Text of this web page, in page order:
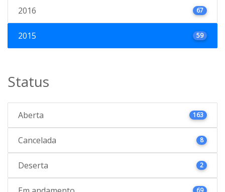
2016 67
2015 59
Status
Aberta 163
Cancelada 8
Deserta 2
69